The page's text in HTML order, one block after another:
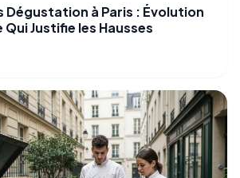
Dégustation à Paris : Évolution
Qui Justifie les Hausses